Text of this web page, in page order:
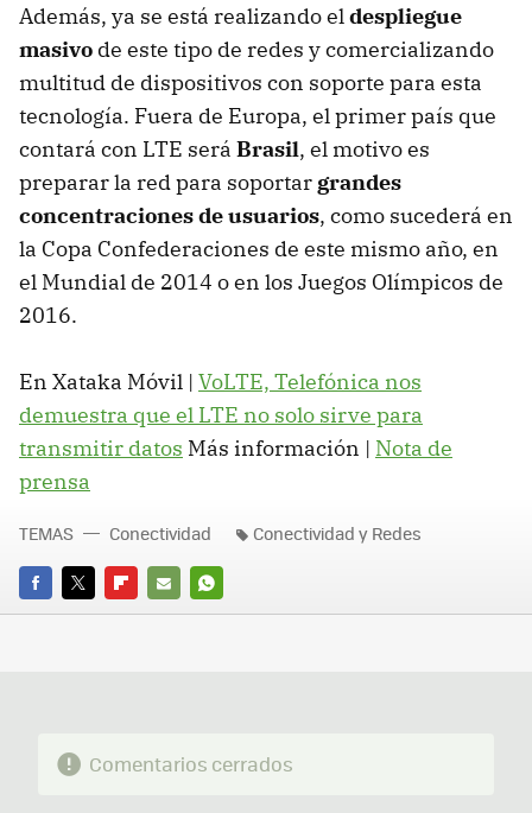
Además, ya se está realizando eldespliegue
masivo de este tipo de redes y comercializando
multitud de dispositivos con soporte para esta
tecnología. Fuera de Europa, el primer país que
contará con LTE será Brasil, el motivo es
preparar la red para soportar grandes
concentraciones de usuarios, como sucederá en
la Copa Confederaciones de este mismo año, en
el Mundial de 2014 o en los Juegos Olímpicos de
2016.
En Xataka Móvil | VoLTE, Telefónica nos
demuestra que el LTE no solo sirve para
transmitir datos Más información | Nota de
prensa
FACEBOOK
TWITTERFLIPBOARD
E-
WHATSAPP
TEMAS Conectividad Conectividad y Redes
Comentarios cerrados